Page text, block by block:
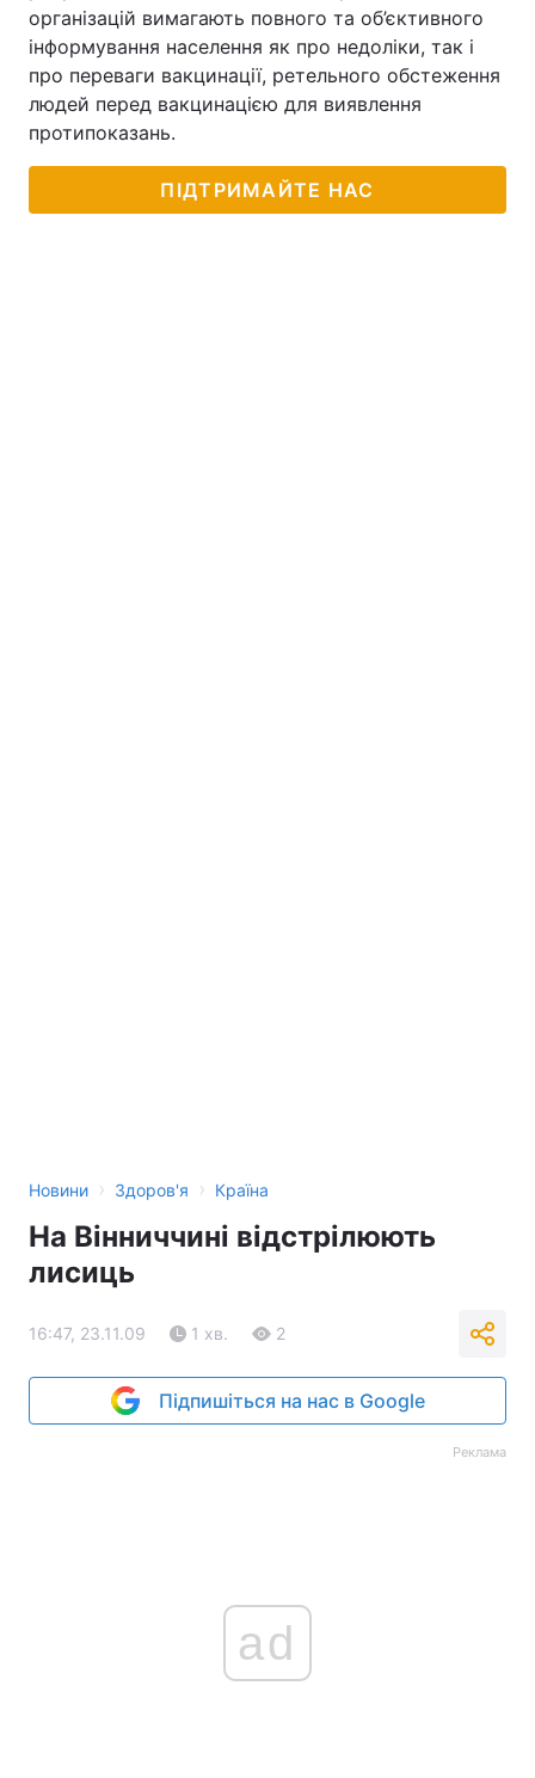
організацій вимагають повного та об’єктивного
інформування населення як про недоліки, так і
про переваги вакцинації, ретельного обстеження
людей перед вакцинацією для виявлення
протипоказань.
ПІДТРИМАЙТЕ НАС
Новини › Здоров'я › Країна
На Вінниччині відстрілюють
лисиць
16:47, 23.11.09 1 хв. 2
Підпишіться на нас в Google
Реклама
ad